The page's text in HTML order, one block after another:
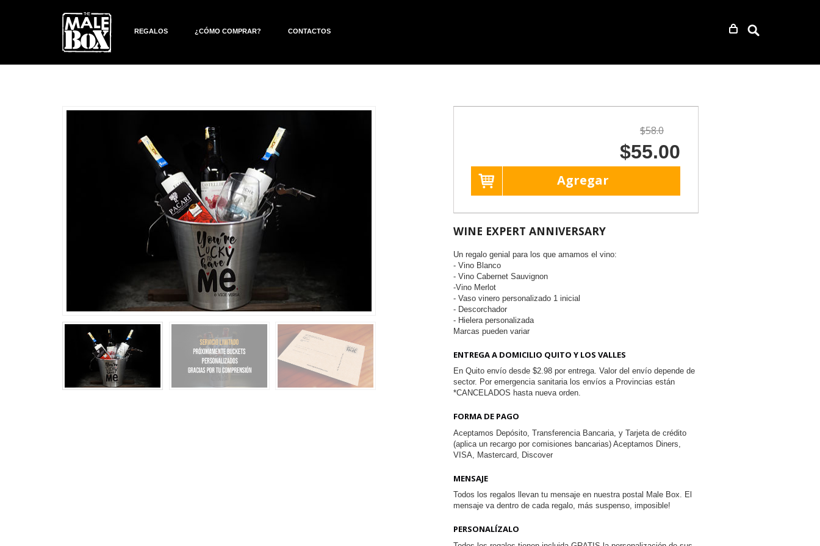
REGALOS ¿CÓMO COMPRAR? CONTACTOS
$58.0
$55.00
Agregar
WINE EXPERT ANNIVERSARY
Un regalo genial para los que amamos el vino:
- Vino Blanco
- Vino Cabernet Sauvignon
-Vino Merlot
- Vaso vinero personalizado 1 inicial
- Descorchador
- Hielera personalizada
Marcas pueden variar
ENTREGA A DOMICILIO QUITO Y LOS VALLES
En Quito envío desde $2.98 por entrega. Valor del envío depende de
sector. Por emergencia sanitaria los envíos a Provincias están
*CANCELADOS hasta nueva orden.
FORMA DE PAGO
Aceptamos Depósito, Transferencia Bancaria, y Tarjeta de crédito
(aplica un recargo por comisiones bancarias) Aceptamos Diners,
VISA, Mastercard, Discover
MENSAJE
Todos los regalos llevan tu mensaje en nuestra postal Male Box. El
mensaje va dentro de cada regalo, más suspenso, imposible!
PERSONALÍZALO